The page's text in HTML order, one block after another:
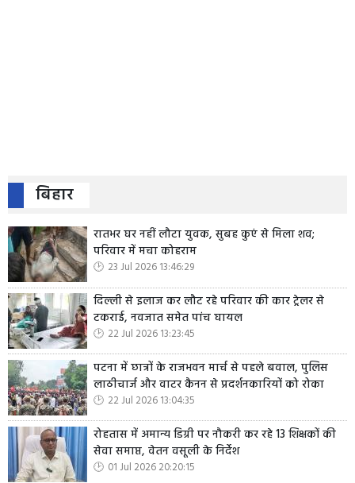
बिहार
रातभर घर नहीं लौटा युवक, सुबह कुएं से मिला शव;
परिवार में मचा कोहराम
23 Jul 2026 13:46:29
दिल्ली से इलाज कर लौट रहे परिवार की कार ट्रेलर से
टकराई, नवजात समेत पांच घायल
22 Jul 2026 13:23:45
पटना में छात्रों के राजभवन मार्च से पहले बवाल, पुलिस
लाठीचार्ज और वाटर कैनन से प्रदर्शनकारियों को रोका
22 Jul 2026 13:04:35
रोहतास में अमान्य डिग्री पर नौकरी कर रहे 13 शिक्षकों की
सेवा समाप्त, वेतन वसूली के निर्देश
01 Jul 2026 20:20:15